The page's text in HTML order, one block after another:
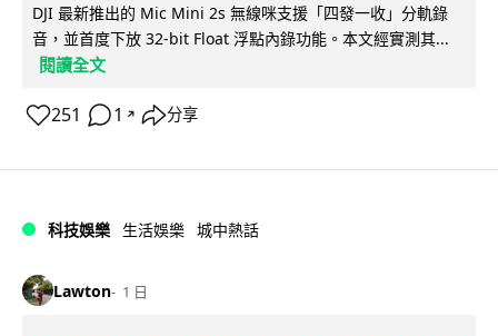
DJI 最新推出的 Mic Mini 2s 無線咪支援「四發一收」分軌錄
音，並首度下放 32-bit Float 浮點內錄功能。本文經實測其...
閱讀全文
251 1 ↗ 分享
科技娛樂 生活娛樂 城中熱話
Lawton 1 日